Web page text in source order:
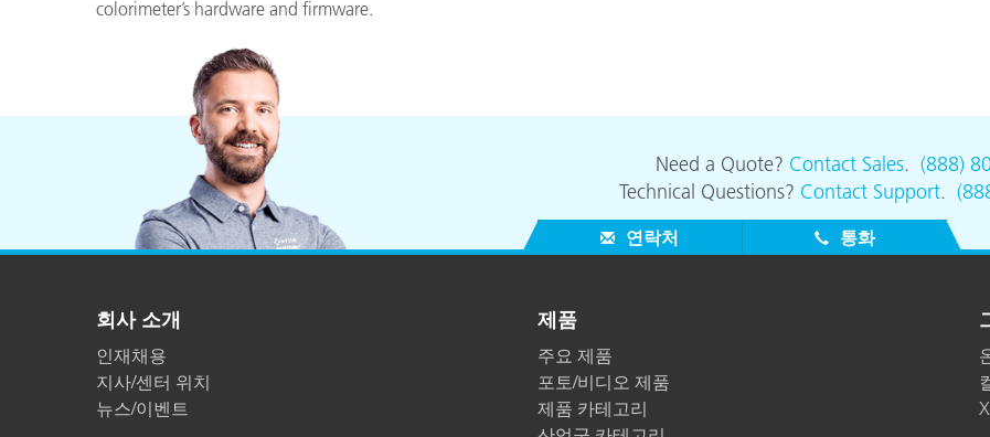
colorimeter’s hardware and firmware.
Need a Quote? Contact Sales. (888)
Technical Questions? Contact Support.
연락처 통화
회사 소개
인재채용
지사/센터 위치
뉴스/이벤트
제품
주요 제품
포토/비디오 제품
제품 카테고리